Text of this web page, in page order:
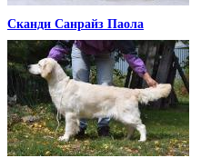
Сканди Санрайз Паола